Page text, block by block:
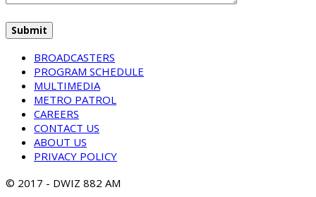
BROADCASTERS
PROGRAM SCHEDULE
MULTIMEDIA
METRO PATROL
CAREERS
CONTACT US
ABOUT US
PRIVACY POLICY
© 2017 - DWIZ 882 AM